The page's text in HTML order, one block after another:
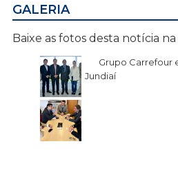
GALERIA
Baixe as fotos desta notícia
Grupo Carrefour
Jundiaí